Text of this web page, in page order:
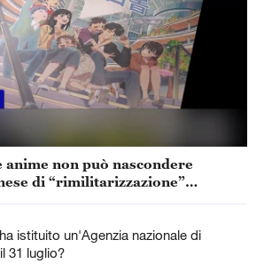
non può nascondere
di “rimilitarizzazione”
istituito un'Agenzia nazionale di
31 luglio?